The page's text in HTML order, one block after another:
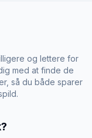
og lettere for
med at finde de
så du både sparer